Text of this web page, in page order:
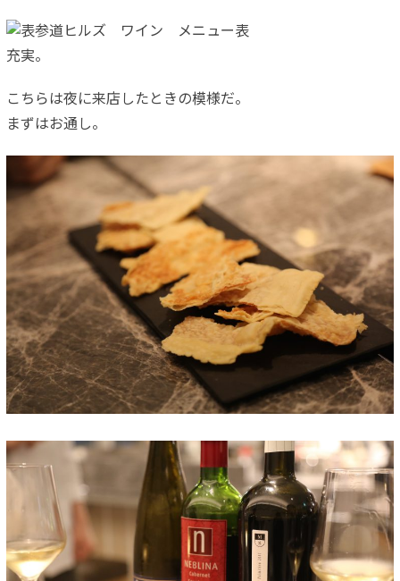
充実。
こちらは夜に来店したときの模様だ。
まずはお通し。